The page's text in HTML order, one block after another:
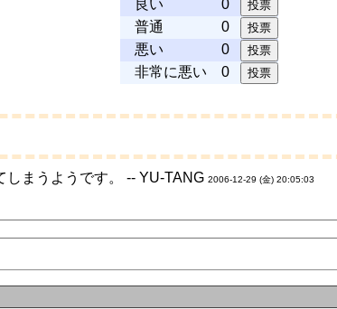
良い
0
普通
0
悪い
0
非常に悪い
0
まうようです。 -- YU-TANG 2006-12-29 (金) 20:05:03